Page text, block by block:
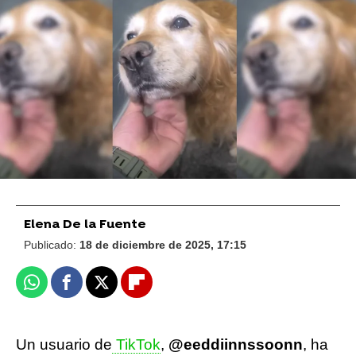
FOTO: TikTok/@eeddiinnssoonn
Unos perros son pillados destruyendo una
almohada en una divertida escena del crimen
La competición de perros haciendo surf es el
deporte más adorable de Estados Unidos
Elena De la Fuente
Publicado: 18 de diciembre de 2025, 17:15
WhatsappFacebook
X Flipboard
Un usuario de TikTok, @eeddiinnssoonn, ha